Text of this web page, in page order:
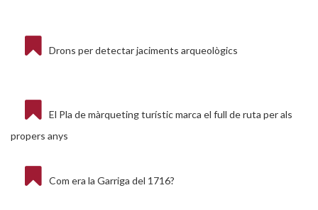
Drons per detectar jaciments arqueològics
El Pla de màrqueting turístic marca el full de ruta per als
propers anys
Com era la Garriga del 1716?